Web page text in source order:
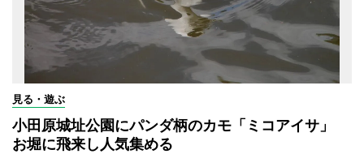
見る・遊ぶ
小田原城址公園にパンダ柄のカモ「ミコアイサ」
お堀に飛来し人気集める